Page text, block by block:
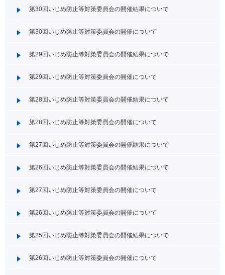
第30回いじめ防止等対策委員会の開催結果について
第30回いじめ防止等対策委員会の開催について
第29回いじめ防止等対策委員会の開催結果について
第29回いじめ防止等対策委員会の開催について
第28回いじめ防止等対策委員会の開催結果について
第28回いじめ防止等対策委員会の開催について
第27回いじめ防止等対策委員会の開催結果について
第26回いじめ防止等対策委員会の開催結果について
第27回いじめ防止等対策委員会の開催について
第26回いじめ防止等対策委員会の開催について
第25回いじめ防止等対策委員会の開催結果について
第26回いじめ防止等対策委員会の開催について